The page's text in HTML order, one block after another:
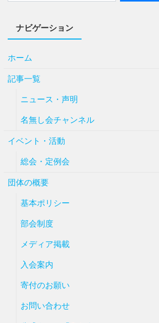
ナビゲーション
ホーム
記事一覧
ニュース・声明
名無し会チャンネル
イベント・活動
総会・定例会
団体の概要
基本ポリシー
部会制度
メディア掲載
入会案内
寄付のお願い
お問い合わせ